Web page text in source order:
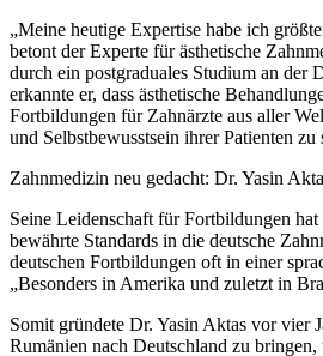
„Meine heutige Expertise habe ich
betont der Experte für ästhetische
durch ein postgraduales Studium an der
erkannte er, dass ästhetische
Fortbildungen für Zahnärzte aus aller
und Selbstbewusstsein ihrer Patienten zu
Zahnmedizin neu gedacht: Dr. Yasin
Seine Leidenschaft für Fortbildungen
bewährte Standards in die deutsche
deutschen Fortbildungen oft in einer
„Besonders in Amerika und zuletzt in
Somit gründete Dr. Yasin Aktas vor vier
Rumänien nach Deutschland zu